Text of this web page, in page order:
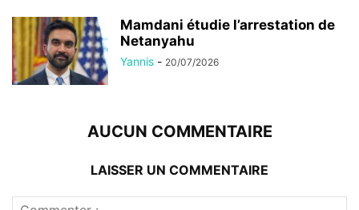
Mamdani étudie l’arrestation de
Netanyahu
Yannis - 20/07/2026
AUCUN COMMENTAIRE
LAISSER UN COMMENTAIRE